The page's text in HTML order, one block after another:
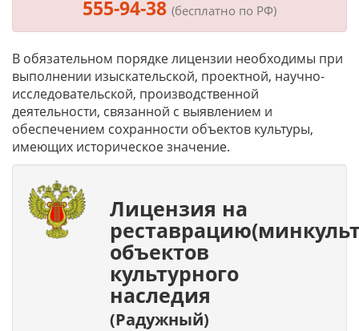
555-94-38 (бесплатно по РФ)
В обязательном порядке лицензии необходимы при
выполнении изыскательской, проектной, научно-
исследовательской, производственной
деятельности, связанной с выявлением и
обеспечением сохранности объектов культуры,
имеющих историческое значение.
Лицензия на
объектов
культурного
наследия
(Радужный)